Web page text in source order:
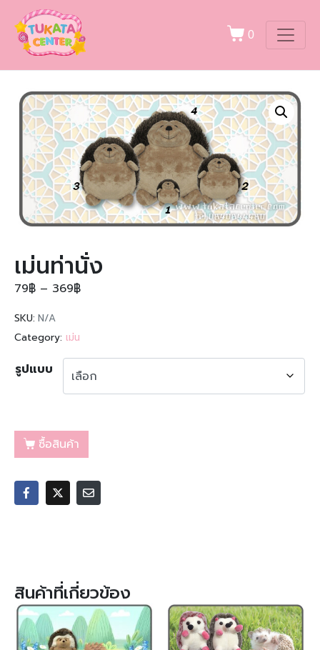
0
เม่นท่านั่ง
79฿ – 369฿
SKU: N/A
Category: เม่น
รูปแบบ
ซื้อสินค้า
สินค้าที่เกี่ยวข้อง